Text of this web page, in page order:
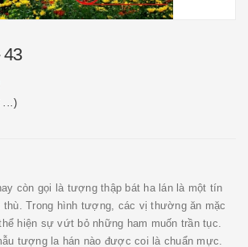
43
...)
còn gọi là tượng thập bát ha lán là một tín
thù. Trong hình tượng, các vị thường ăn mặc
hiện sự vứt bỏ những ham muốn trần tục.
tượng la hán nào được coi là chuẩn mực.